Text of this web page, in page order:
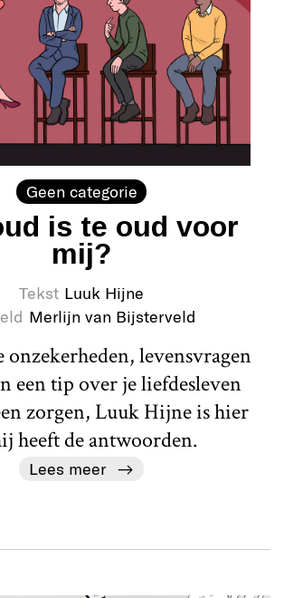
Geen categorie
is te oud voor
mij?
Tekst Luuk Hijne
Merlijn van Bijsterveld
onzekerheden, levensvragen
een tip over je liefdesleven
zorgen, Luuk Hijne is hier
heeft de antwoorden.
Lees meer